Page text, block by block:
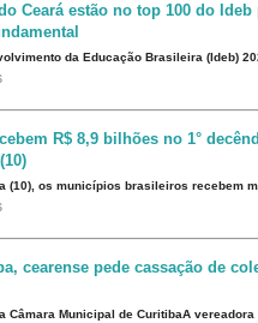
Ceará estão no top 100 do
da Educação Brasileira (Ideb)
R$ 8,9 bilhões no 1°
(10), os municípios brasileiros recebem
cearense pede cassação de
Câmara Municipal de CuritibaA vereadora